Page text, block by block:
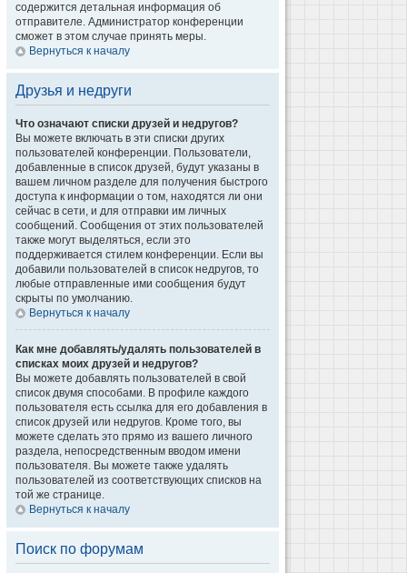
содержится детальная информация об
отправителе. Администратор конференции
сможет в этом случае принять меры.
Вернуться к началу
Друзья и недруги
Что означают списки друзей и недругов?
Вы можете включать в эти списки других
пользователей конференции. Пользователи,
добавленные в список друзей, будут указаны в
вашем личном разделе для получения быстрого
доступа к информации о том, находятся ли они
сейчас в сети, и для отправки им личных
сообщений. Сообщения от этих пользователей
также могут выделяться, если это
поддерживается стилем конференции. Если вы
добавили пользователей в список недругов, то
любые отправленные ими сообщения будут
скрыты по умолчанию.
Вернуться к началу
Как мне добавлять/удалять пользователей в
списках моих друзей и недругов?
Вы можете добавлять пользователей в свой
список двумя способами. В профиле каждого
пользователя есть ссылка для его добавления в
список друзей или недругов. Кроме того, вы
можете сделать это прямо из вашего личного
раздела, непосредственным вводом имени
пользователя. Вы можете также удалять
пользователей из соответствующих списков на
той же странице.
Вернуться к началу
Поиск по форумам